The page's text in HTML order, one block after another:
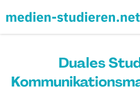
Duales